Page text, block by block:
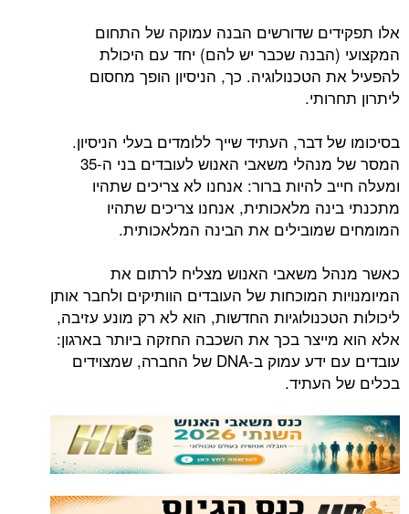
אלו תפקידים שדורשים הבנה עמוקה של התחום
המקצועי (הבנה שכבר יש להם) יחד עם היכולת
להפעיל את הטכנולוגיה. כך, הניסיון הופך מחסום
ליתרון תחרותי.
בסיכומו של דבר, העתיד שייך ללומדים בעלי הניסיון.
המסר של מנהלי משאבי האנוש לעובדים בני ה-35
ומעלה חייב להיות ברור: אנחנו לא צריכים שתהיו
מתכנתי בינה מלאכותית, אנחנו צריכים שתהיו
המומחים שמובילים את הבינה המלאכותית.
כאשר מנהל משאבי האנוש מצליח לרתום את
המיומנויות המוכחות של העובדים הוותיקים ולחבר אותן
ליכולות הטכנולוגיות החדשות, הוא לא רק מונע עזיבה,
אלא הוא מייצר בכך את השכבה החזקה ביותר בארגון:
עובדים עם ידע עמוק ב-DNA של החברה, שמצוידים
בכלים של העתיד.